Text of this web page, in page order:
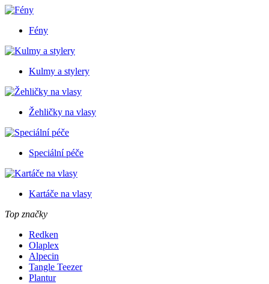
Fény
Kulmy a stylery
Žehličky na vlasy
Speciální péče
Kartáče na vlasy
Top značky
Redken
Olaplex
Alpecin
Tangle Teezer
Plantur